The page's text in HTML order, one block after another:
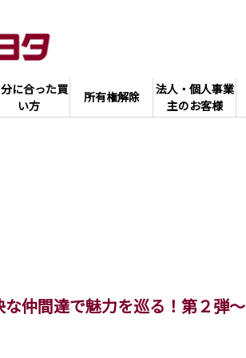
に合った買
い方
所有権解除
法人・個人事業
主のお客様
仲間達で魅力を巡る！第２弾～